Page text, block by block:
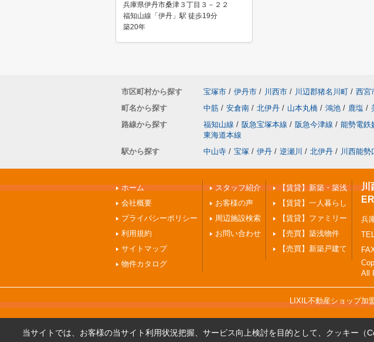
兵庫県伊丹市桑津３丁目３－２２
福知山線「伊丹」駅 徒歩19分
築20年
市区町村から探す 宝塚市 / 伊丹市 / 川西市 / 川辺郡猪名川町 / 西宮
町名から探す
中筋 / 安倉南 / 北伊丹 / 山本丸橋 / 鴻池 / 鹿塩 /
路線から探す
福知山線 / 阪急宝塚本線 / 阪急今津線 / 能勢電鉄
東海道本線
駅から探す
中山寺 / 宝塚 / 伊丹 / 逆瀬川 / 北伊丹 / 川西能勢
ホーム
会社概要
プライバシーポリシー
利用規約
サイトマップ
物件カタログ
スタッフ紹介
お客様の声
周辺施設検索
お問い合わせ
【賃貸】新築・築浅
【賃貸】一人暮らし
【賃貸】ファミリー
【売買】築浅物件
【売買】新築戸建て
川
兵
All
LIXIL不動産ショップ加
当サイトでは、お客様の当サイト利用状況把握、サービス向上検討を目的として、クッキー（